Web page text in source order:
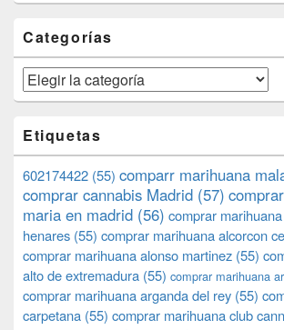
Categorías
Categorías
Etiquetas
602174422 (55) comparr marihuana
comprar cannabis Madrid (57)
maria en madrid (56) comprar
henares (55) comprar marihuana alcorcon
comprar marihuana alonso martinez (55)
alto de extremadura (55) comprar marihuana
comprar marihuana arganda del rey (55)
carpetana (55) comprar marihuana club